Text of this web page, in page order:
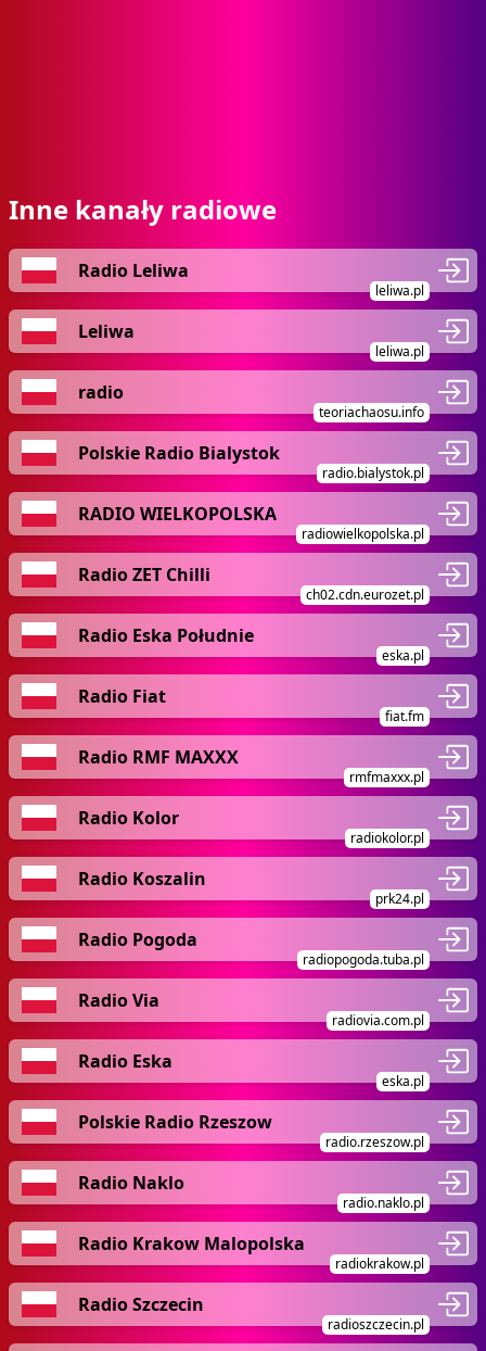
Inne kanały radiowe
Radio Leliwa
leliwa.pl
Leliwa
leliwa.pl
radio
teoriachaosu.info
Polskie Radio Bialystok
radio.bialystok.pl
RADIO WIELKOPOLSKA
radiowielkopolska.pl
Radio ZET Chilli
ch02.cdn.eurozet.pl
Radio Eska Południe
eska.pl
Radio Fiat
fiat.fm
Radio RMF MAXXX
rmfmaxxx.pl
Radio Kolor
radiokolor.pl
Radio Koszalin
prk24.pl
Radio Pogoda
radiopogoda.tuba.pl
Radio Via
radiovia.com.pl
Radio Eska
eska.pl
Polskie Radio Rzeszow
radio.rzeszow.pl
Radio Naklo
radio.naklo.pl
Radio Krakow Malopolska
radiokrakow.pl
Radio Szczecin
radioszczecin.pl